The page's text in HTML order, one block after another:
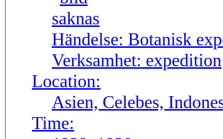
Händelse: Botanisk
Verksamhet: expedition
Location:
Asien, Celebes,
Time: